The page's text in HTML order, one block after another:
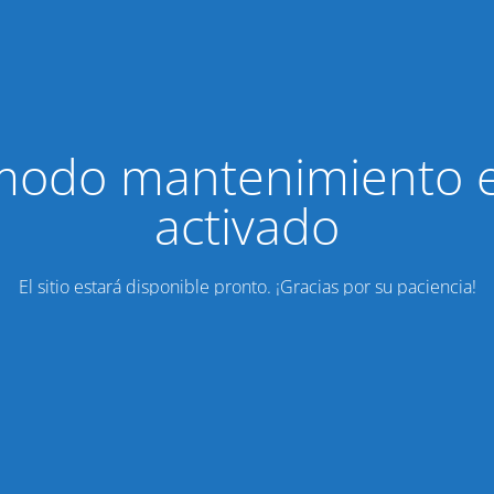
mantenimiento
activado
El sitio estará disponible pronto. ¡Gracias por su paciencia!